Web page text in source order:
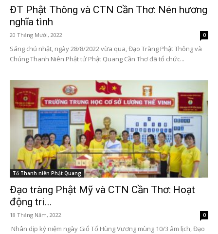
ĐT Phật Thông và CTN Cần Thơ: Nén hương
nghĩa tình
20 Tháng Mười, 2022 0
Sáng chủ nhật, ngày 28/8/2022 vừa qua, Đạo Tràng Phật Thông và
Chúng Thanh Niên Phật tử Phật Quang Cần Thơ đã tổ chức...
Tổ Thanh niên Phật Quang
Đạo tràng Phật Mỹ và CTN Cần Thơ: Hoạt
động tri...
18 Tháng Năm, 2022 0
Nhân dịp kỷ niệm ngày Giổ Tổ Hùng Vương mùng 10/3 âm lịch, Đạo